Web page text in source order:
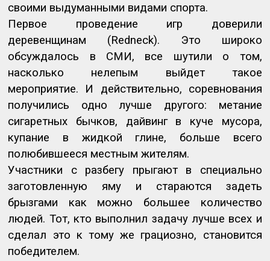
своими выдуманными видами спорта.
Первое проведение игр доверили
деревенщинам (Redneck). Это широко
обсуждалось в СМИ, все шутили о том,
насколько нелепым выйдет такое
мероприятие. И действительно, соревнования
получились одно лучше другого: метание
сигаретных бычков, дайвинг в куче мусора,
купание в жидкой глине, больше всего
полюбившееся местным жителям.
Участники с разбегу прыгают в специально
заготовленную яму и стараются задеть
брызгами как можно большее количество
людей. Тот, кто выполнил задачу лучше всех и
сделал это к тому же грациозно, становится
победителем.